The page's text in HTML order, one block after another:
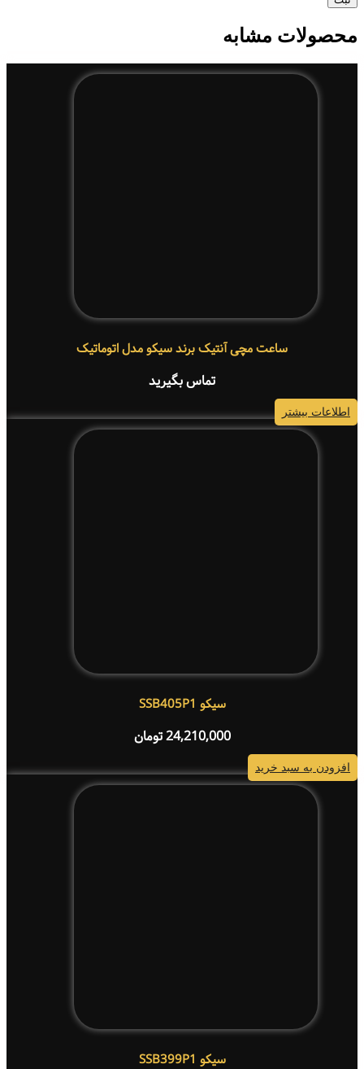
محصولات مشابه
ساعت مچی آنتیک برند سیکو مدل اتوماتیک
تماس بگیرید
اطلاعات بیشتر
سیکو SSB405P1
24,210,000تومان
افزودن به سبد خرید
سیکو SSB399P1